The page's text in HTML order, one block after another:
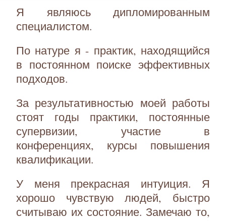
Я являюсь дипломированным
специалистом.
По натуре я - практик, находящийся
в постоянном поиске эффективных
подходов.
За результативностью моей работы
стоят годы практики, постоянные
супервизии, участие в
конференциях, курсы повышения
квалификации.
У меня прекрасная интуиция. Я
хорошо чувствую людей, быстро
считываю их состояние. Замечаю то,